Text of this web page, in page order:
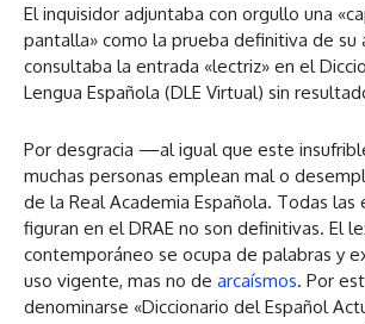
El inquisidor adjuntaba con orgullo una
pantalla» como la prueba definitiva de su
consultaba la entrada «lectriz» en el
Lengua Española (DLE Virtual) sin
Por desgracia —al igual que este
muchas personas emplean mal o
de la Real Academia Española. Todas las
figuran en el DRAE no son definitivas. El
contemporáneo se ocupa de palabras y
uso vigente, mas no de arcaísmos. Por
denominarse «Diccionario del Español